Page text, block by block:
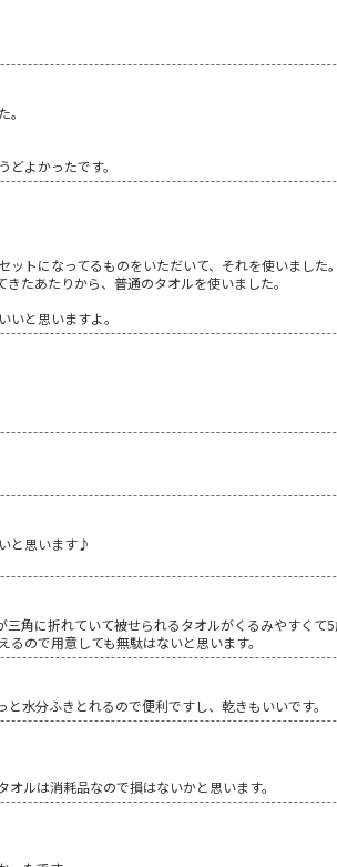
よかったです。
トになってるものをいただいて、それを使いました。
たあたりから、普通のタオルを使いました。
と思いますよ。
と思います♪
角に折れていて被せられるタオルがくるみやすくて
ので用意しても無駄はないと思います。
水分ふきとれるので便利ですし、乾きもいいです。
ルは消耗品なので損はないかと思います。